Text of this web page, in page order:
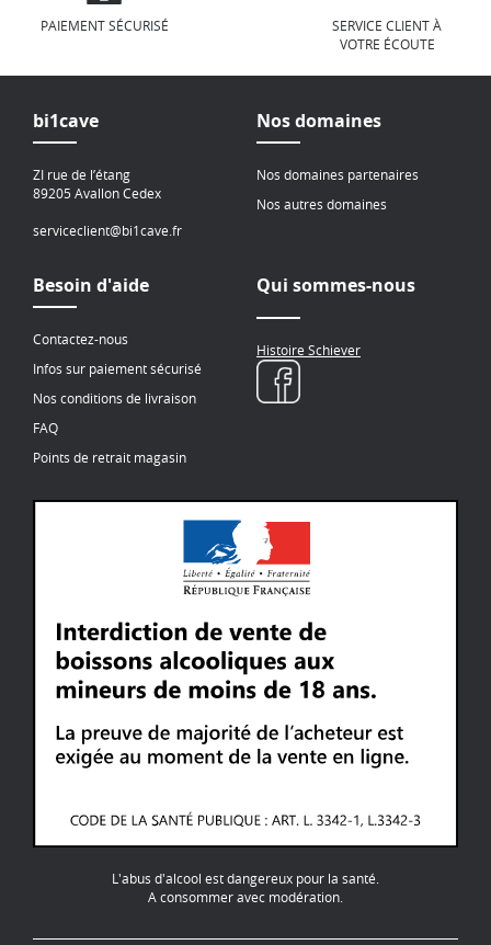
PAIEMENT SÉCURISÉ
SERVICE CLIENT À
VOTRE ÉCOUTE
bi1cave
ZI rue de l’étang
89205 Avallon Cedex
serviceclient@bi1cave.fr
Nos domaines
Nos domaines partenaires
Nos autres domaines
Besoin d'aide
Contactez-nous
Infos sur paiement sécurisé
Nos conditions de livraison
FAQ
Points de retrait magasin
Qui sommes-nous
Histoire Schiever
L'abus d'alcool est dangereux pour la santé.
A consommer avec modération.